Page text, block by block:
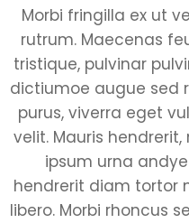
Morbi fringilla ex ut
rutrum. Maecenas
tristique, pulvinar
dictiumoe augue sed
purus, viverra eget
velit. Mauris
ipsum urna
hendrerit diam tortor
libero. Morbi rhoncus